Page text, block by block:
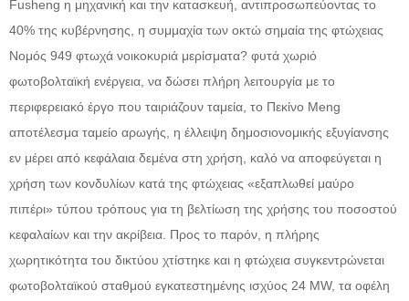
Fusheng η μηχανική και την κατασκευή, αντιπροσωπεύοντας το
40% της κυβέρνησης, η συμμαχία των οκτώ σημαία της φτώχειας
Νομός 949 φτωχά νοικοκυριά μερίσματα? φυτά χωριό
φωτοβολταϊκή ενέργεια, να δώσει πλήρη λειτουργία με το
περιφερειακό έργο που ταιριάζουν ταμεία, το Πεκίνο Meng
αποτέλεσμα ταμείο αρωγής, η έλλειψη δημοσιονομικής εξυγίανσης
εν μέρει από κεφάλαια δεμένα στη χρήση, καλό να αποφεύγεται η
χρήση των κονδυλίων κατά της φτώχειας «εξαπλωθεί μαύρο
πιπέρι» τύπου τρόπους για τη βελτίωση της χρήσης του ποσοστού
κεφαλαίων και την ακρίβεια. Προς το παρόν, η πλήρης
χωρητικότητα του δικτύου χτίστηκε και η φτώχεια συγκεντρώνεται
φωτοβολταϊκού σταθμού εγκατεστημένης ισχύος 24 MW, τα οφέλη